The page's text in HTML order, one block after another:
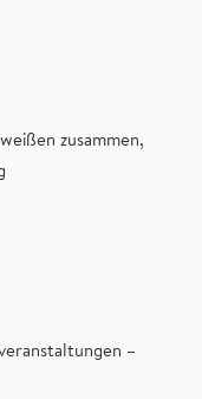
zusammen,
–